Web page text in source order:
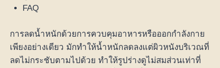
FAQ
การลดน้ำหนักด้วยการควบคุมอาหารหรือออกกำลังกาย
เพียงอย่างเดียว มักทำให้น้ำหนักลดลงแต่ผิวหนังบริเวณที่
ลดไม่กระชับตามไปด้วย ทำให้รูปร่างดูไม่สมส่วนเท่าที่